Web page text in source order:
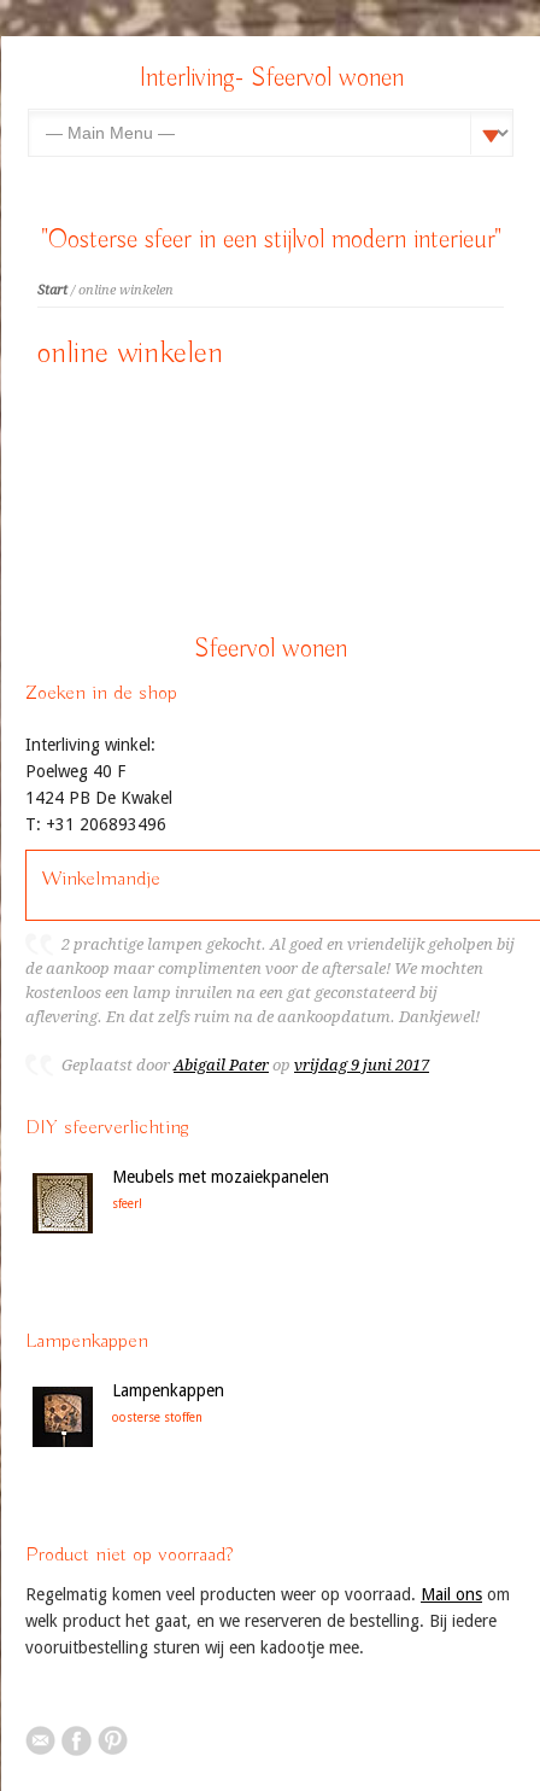
Interliving- Sfeervol wonen
"Oosterse sfeer in een stijlvol modern interieur"
Start/ online winkelen
online winkelen
Sfeervol wonen
Zoeken in de shop
Interliving winkel:
Poelweg 40 F
1424 PB De Kwakel
T: +31 206893496
Winkelmandje
2 prachtige lampen gekocht. Al goed en vriendelijk geholpen bij
de aankoop maar complimenten voor de aftersale! We mochten
kostenloos een lamp inruilen na een gat geconstateerd bij
aflevering. En dat zelfs ruim na de aankoopdatum. Dankjewel!
Geplaatst doorAbigail Pater op vrijdag 9 juni 2017
DIY sfeerverlichting
Meubels met mozaiekpanelen
sfeer!
Lampenkappen
Lampenkappen
oosterse stoffen
Product niet op voorraad?
Regelmatig komen veel producten weer op voorraad. Mail ons om
welk product het gaat, en we reserveren de bestelling. Bij iedere
vooruitbestelling sturen wij een kadootje mee.